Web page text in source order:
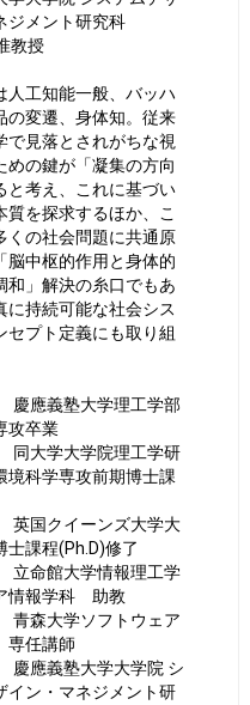
ジメント研究科
教授
人工知能一般、バッハ
の変遷、身体知。従来
で見落とされがちな視
めの鍵が「凝集の方向
と考え、これに基づい
質を探求するほか、こ
くの社会問題に共通原
脳中枢的作⽤と⾝体的
和」解決の糸口でもあ
に持続可能な社会シス
セプト定義にも取り組
應義塾大学理工学部
攻卒業
大学大学院理工学研
境科学専攻前期博士課
国クイーンズ大学大
士課程(Ph.D)修了
命館大学情報理工学
情報学科 助教
森大学ソフトウェア
任講師
應義塾大学大学院 シ
イン・マネジメント研